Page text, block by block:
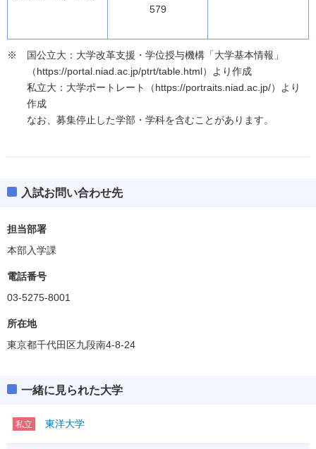
579
国公立大：大学改革支援・学位授与機構「大学基本情報」
（https://portal.niad.ac.jp/ptrt/table.html）より作成
私立大：大学ポートレート（https://portraits.niad.ac.jp/）より
作成
なお、募集停止した学部・学科を含むことがあります。
入試お問い合わせ先
担当部署
本部入学課
電話番号
03-5275-8001
所在地
東京都千代田区九段南4-8-24
一緒に見られた大学
私立 東洋大学